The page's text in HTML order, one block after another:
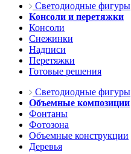
Светодиодные фигуры
Консоли и перетяжки
Консоли
Снежинки
Надписи
Перетяжки
Готовые решения
Светодиодные фигуры
Объемные композиции
Фонтаны
Фотозона
Объемные конструкции
Деревья